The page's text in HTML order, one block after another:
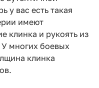
у вас есть такая
имеют
клинка и рукоять из
многих боевых
клинка